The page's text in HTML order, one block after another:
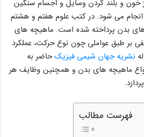
خون و بلند کردن وسایل و اجسام سنگین
می شود. در کتب علوم هفتم و هشتم
بدن پرداخته شده است. ماهیچه های
بر طبق عواملی چون نوع حرکت، عملکرد
نشریه جهان شیمی فیزیکحاضر به
ماهیچه های بدن و همچنین وظایف هر
فهرست مطالب